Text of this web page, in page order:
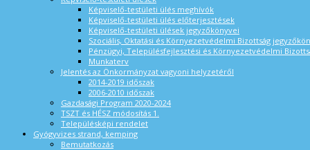
Képviselő-testületi ülés meghívók
Képviselő-testületi ülés előterjesztések
Képviselő-testületi ülések jegyzőkönyvei
Szociális, Oktatási és Környezetvédelmi Bizottság
Pénzügyi, Településfejlesztési és Környezetvédelmi
Munkaterv
Jelentés az Önkormányzat vagyoni helyzetéről
2014-2019 időszak
2006-2010 időszak
Gazdasági Program 2020-2024
TSZT és HÉSZ módosítás 1.
Településképi rendelet
Gyógyvizes strand, kemping
Bemutatkozás